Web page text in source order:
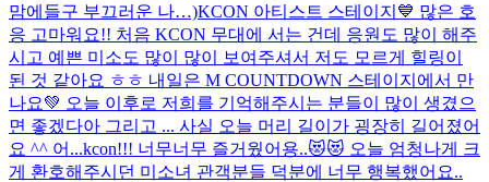
맘에들구 부끄러운 나…)KCON 아티스트 스테이지💙 많은 호
응 고마워요!! 처음 KCON 무대에 서는 건데 응원도 많이 해주
시고 예쁜 미소도 많이 많이 보여주셔서 저도 모르게 힐링이
된 것 같아요 ㅎㅎ 내일은 M COUNTDOWN 스테이지에서 만
나요💚 오늘 이후로 저희를 기억해주시는 분들이 많이 생겼으
면 좋겠다아 그리고 ... 사실 오늘 머리 길이가 굉장히 길어졌어
요 ^^ 어...kcon!!! 너무너무 즐거웠어용..😻😻 오늘 엄청나게 크
게 환호해주시던 미소녀 관객분들 덕분에 너무 행복했어요..